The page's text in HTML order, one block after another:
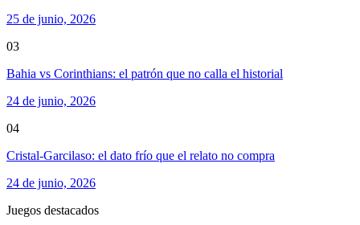
25 de junio, 2026
03
Bahia vs Corinthians: el patrón que no calla el historial
24 de junio, 2026
04
Cristal-Garcilaso: el dato frío que el relato no compra
24 de junio, 2026
Juegos destacados